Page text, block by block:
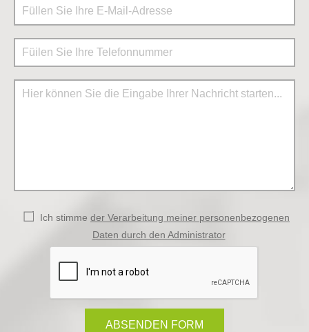
Ich stimme der Verarbeitung meiner personenbezogenen
Daten durch den Administrator
ABSENDEN FORM